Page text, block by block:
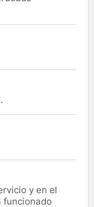
y en el
funcionado